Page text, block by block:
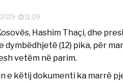
11:09
Hashim Thaçi, dhe
dymbëdhjetë (12) pika, për
vetëm në parim.
e këtij dokumenti ka marrë